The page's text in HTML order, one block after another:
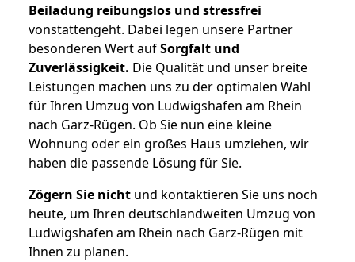
Beiladung reibungslos und stressfrei
vonstattengeht. Dabei legen unsere Partner
besonderen Wert aufSorgfalt und
Zuverlässigkeit. Die Qualität und unser breite
Leistungen machen uns zu der optimalen Wahl
für Ihren Umzug von Ludwigshafen am Rhein
nach Garz-Rügen. Ob Sie nun eine kleine
Wohnung oder ein großes Haus umziehen, wir
haben die passende Lösung für Sie.
Zögern Sie nicht und kontaktieren Sie uns noch
heute, um Ihren deutschlandweiten Umzug von
Ludwigshafen am Rhein nach Garz-Rügen mit
Ihnen zu planen.